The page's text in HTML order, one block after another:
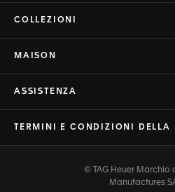
COLLEZIONI
MAISON
ASSISTENZA
TERMINI E CONDIZIONI DELLA
© TAG Heuer Marchio
Manufactures